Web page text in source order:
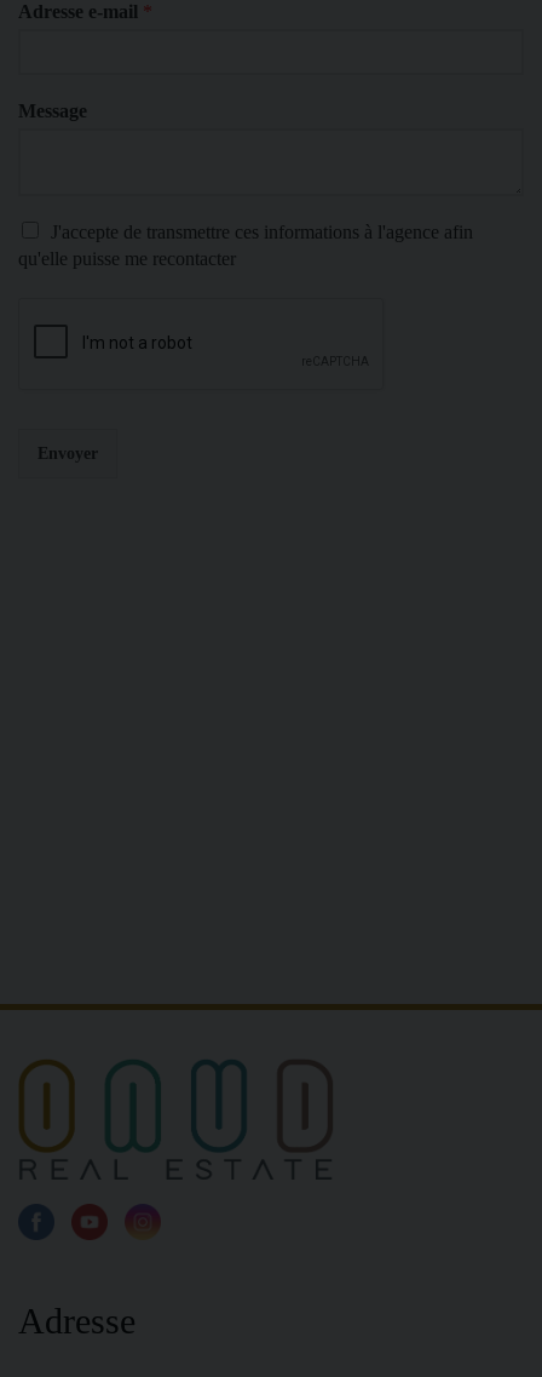
Adresse e-mail *
Message
J'accepte de transmettre ces informations à l'agence afin
qu'elle puisse me recontacter
Envoyer
Adresse